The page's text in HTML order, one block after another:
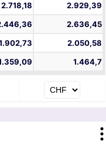
2.718,18
2.929,39
2.636,45
2.050,58
1.464,7